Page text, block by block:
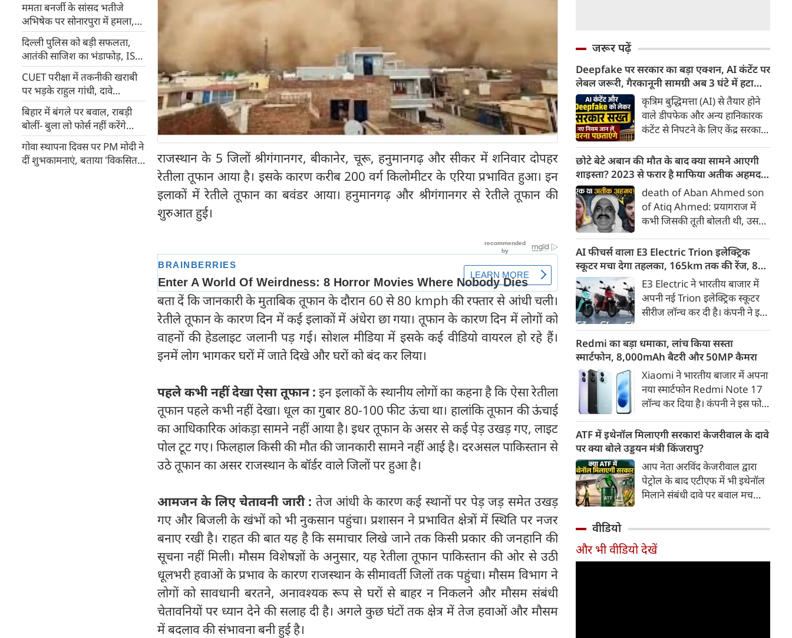
ममता बनर्जी के सांसद भतीजे
अभिषेक पर सोनारपुरा में हमला,
कपड़े फाड़े, हेलमेट पहनकर बचाई
जान
दिल्ली पुलिस को बड़ी सफलता,
आतंकी साजिश का भंडाफोड़, ISI
के 9 एजेंट गिरफ्तार, हथियार और
विस्फोटक बरामद
CUET परीक्षा में तकनीकी खराबी
पर भड़के राहुल गांधी, दावे
'विश्वगुरु' के पर एक परीक्षा ढंग से
नहीं करा सकते!
बिहार में बंगले पर बवाल, राबड़ी
बोलीं- बुला लो फोर्स नहीं करेंगे
बंगला खाली
गोवा स्थापना दिवस पर PM मोदी ने
दीं शुभकामनाएं, बताया 'विकसित
राजस्थान के 5 जिलों श्रीगंगानगर, बीकानेर, चूरू, हनुमानगढ़ और सीकर में शनिवार दोपहर
रेतीला तूफान आया है। इसके कारण करीब 200 वर्ग किलोमीटर के एरिया प्रभावित हुआ। इन
इलाकों में रेतीले तूफान का बवंडर आया। हनुमानगढ़ और श्रीगंगानगर से रेतीले तूफान की
शुरुआत हुई।
बता दें कि जानकारी के मुताबिक तूफान के दौरान 60 से 80 kmph की रफ्तार से आंधी चली।
रेतीले तूफान के कारण दिन में कई इलाकों में अंधेरा छा गया। तूफान के कारण दिन में लोगों को
वाहनों की हेडलाइट जलानी पड़ गई। सोशल मीडिया में इसके कई वीडियो वायरल हो रहे हैं।
इनमें लोग भागकर घरों में जाते दिखे और घरों को बंद कर लिया।
पहले कभी नहीं देखा ऐसा तूफान :इन इलाकों के स्थानीय लोगों का कहना है कि ऐसा रेतीला
तूफान पहले कभी नहीं देखा। धूल का गुबार 80-100 फीट ऊंचा था। हालांकि तूफान की ऊंचाई
का आधिकारिक आंकड़ा सामने नहीं आया है। इधर तूफान के असर से कई पेड़ उखड़ गए, लाइट
पोल टूट गए। फिलहाल किसी की मौत की जानकारी सामने नहीं आई है। दरअसल पाकिस्तान से
उठे तूफान का असर राजस्थान के बॉर्डर वाले जिलों पर हुआ है।
आमजन के लिए चेतावनी जारी : तेज आंधी के कारण कई स्थानों पर पेड़ जड़ समेत उखड़
गए और बिजली के खंभों को भी नुकसान पहुंचा। प्रशासन ने प्रभावित क्षेत्रों में स्थिति पर नजर
बनाए रखी है। राहत की बात यह है कि समाचार लिखे जाने तक किसी प्रकार की जनहानि की
सूचना नहीं मिली। मौसम विशेषज्ञों के अनुसार, यह रेतीला तूफान पाकिस्तान की ओर से उठी
धूलभरी हवाओं के प्रभाव के कारण राजस्थान के सीमावर्ती जिलों तक पहुंचा। मौसम विभाग ने
लोगों को सावधानी बरतने, अनावश्यक रूप से घरों से बाहर न निकलने और मौसम संबंधी
चेतावनियों पर ध्यान देने की सलाह दी है। अगले कुछ घंटों तक क्षेत्र में तेज हवाओं और मौसम
में बदलाव की संभावना बनी हुई है।
जरूर पढ़ें
Deepfake पर सरकार का बड़ा एक्शन, AI कंटेंट पर
लेबल जरूरी, गैरकानूनी सामग्री अब 3 घंटे में हटानी
होगी, नए नियम जान लें वरना पछताएंगे
कृत्रिम बुद्धिमत्ता (AI) से तैयार होने
वाले डीपफेक और अन्य हानिकारक
कंटेंट से निपटने के लिए केंद्र सरकार
किया है। सरकार ने AI से तैयार कंटेंट
पर स्पष्ट लेबल और पहचान योग्य
मेटाडेटा उपलब्ध कराना अनिवार्य
किया है। साथ ही, सरकारी या
न्यायालय के आदेश के आधार पर
गैरकानूनी जानकारी हटाने की
समयसीमा 36 घंटे से घटाकर 3 घंटे
कर दी गई है।
छोटे बेटे अबान की मौत के बाद क्या सामने आएगी
शाइस्ता? 2023 से फरार है माफिया अतीक अहमद
की पत्नी
death of Aban Ahmed son
of Atiq Ahmed: प्रयागराज में
कभी जिसकी तूती बोलती थी, उस
अहमद के कुनबे पर कानून और
किस्मत की दोहरी मार पड़ रही है।
जिस झांसी जिले में अप्रैल 2023 में
अतीक के एनकाउंटर में मारे गए बेटे
असद की सांसें थमी थीं, उसी झांसी में
अब उसके छोटे बेटे अबान की भीषण
सड़क दुर्घटना में जान चली गई है।
AI फीचर्स वाला E3 Electric Trion इलेक्ट्रिक
स्कूटर मचा देगा तहलका, 165km तक की रेंज, 8
साल की बैटरी वारंटी, कीमत जानेंगे तो हो जाएंगे
हैरान
E3 Electric ने भारतीय बाजार में
अपनी नई Trion इलेक्ट्रिक स्कूटर
सीरीज लॉन्च कर दी है। कंपनी ने इसे
पेश किया है। Trion की शुरुआती
कीमत 99,999 रुपए (एक्स-शोरूम,
बेंगलुरु) रखी गई है। फिलहाल इसकी
बुकिंग बेंगलुरु के ग्राहकों के लिए
कंपनी की आधिकारिक वेबसाइट के
जरिए शुरू की गई है। आने वाले समय
में इसे दूसरे शहरों में भी उपलब्ध
कराया जाएगा।
Redmi का बड़ा धमाका, लांच किया सस्ता
स्मार्टफोन, 8,000mAh बैटरी और 50MP कैमरा
Xiaomi ने भारतीय बाजार में अपना
नया स्मार्टफोन Redmi Note 17
लॉन्च कर दिया है। कंपनी ने इस फोन
डिस्प्ले, 8,000mAh की बड़ी बैटरी
और Qualcomm Snapdragon
चिपसेट के साथ पेश किया है। फोन में
50MP का मेन कैमरा दिया गया है।
इसके अलावा Redmi Note 17 में
Corning Gorilla Glass 7i
चेसिस जैसे फीचर्स मिलते हैं।
ATF में इथेनॉल मिलाएगी सरकार! केजरीवाल के दावे
पर क्या बोले उड्डयन मंत्री किंजरापु?
आप नेता अरविंद केजरीवाल द्वारा
पेट्रोल के बाद एटीएफ में भी इथेनॉल
मिलाने संबंधी दावे पर बवाल मच
इथेनॉल मिलाने की कोई योजना नहीं
है।
वीडियो
और भी वीडियो देखें